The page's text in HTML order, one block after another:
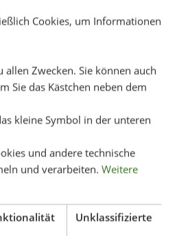
Cookies, um Informationen
allen Zwecken. Sie können auch
Sie das Kästchen neben dem
kleine Symbol in der unteren
und andere technische
und verarbeiten. Weitere
Unklassifizierte